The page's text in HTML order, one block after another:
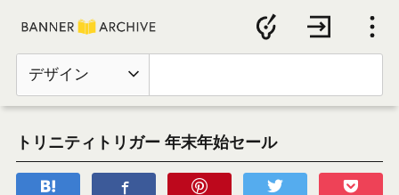
デザイン
トリニティトリガー 年末年始セール